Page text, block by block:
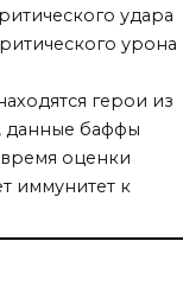
удара
урона
герои из
данные баффы
оценки
иммунитет к